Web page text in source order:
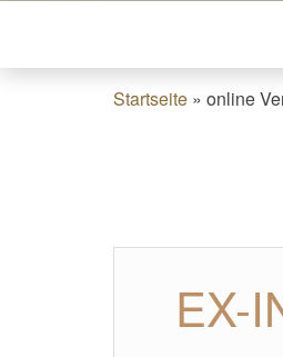
Startseite » online
EX-